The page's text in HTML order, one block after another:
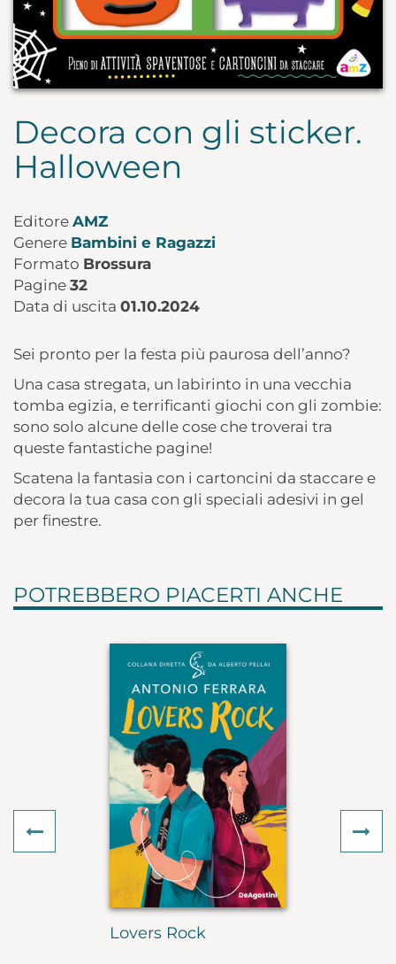
Decora con gli sticker.
Halloween
Editore AMZ
Genere Bambini e Ragazzi
Formato Brossura
Pagine 32
Data di uscita 01.10.2024
Sei pronto per la festa più paurosa dell’anno?
Una casa stregata, un labirinto in una vecchia
tomba egizia, e terrificanti giochi con gli zombie:
sono solo alcune delle cose che troverai tra
queste fantastiche pagine!
Scatena la fantasia con i cartoncini da staccare e
decora la tua casa con gli speciali adesivi in gel
per finestre.
POTREBBERO PIACERTI ANCHE
Lovers Rock
Previous